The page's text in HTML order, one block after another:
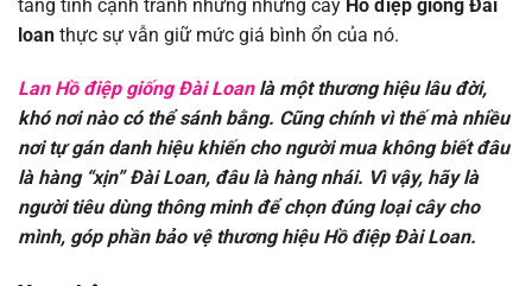
tăng tính cạnh tranh nhưng những cây Hồ điệp giống Đài
loan thực sự vẫn giữ mức giá bình ổn của nó.
Lan Hồ điệp giống Đài Loanlà một thương hiệu lâu đời,
khó nơi nào có thể sánh bằng. Cũng chính vì thế mà nhiều
nơi tự gán danh hiệu khiến cho người mua không biết đâu
là hàng “xịn” Đài Loan, đâu là hàng nhái. Vì vậy, hãy là
người tiêu dùng thông minh để chọn đúng loại cây cho
mình, góp phần bảo vệ thương hiệu Hồ điệp Đài Loan.